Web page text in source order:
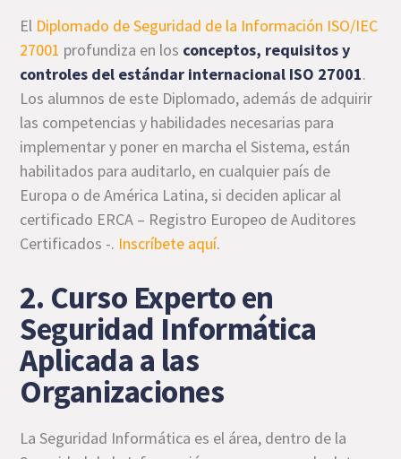
El Diplomado de Seguridad de la Información ISO/IEC
27001 profundiza en los conceptos, requisitos y
controles del estándar internacional ISO 27001.
Los alumnos de este Diplomado, además de adquirir
las competencias y habilidades necesarias para
implementar y poner en marcha el Sistema, están
habilitados para auditarlo, en cualquier país de
Europa o de América Latina, si deciden aplicar al
certificado ERCA – Registro Europeo de Auditores
Certificados -. Inscríbete aquí.
2. Curso Experto en
Seguridad Informática
Aplicada a las
Organizaciones
La Seguridad Informática es el área, dentro de la